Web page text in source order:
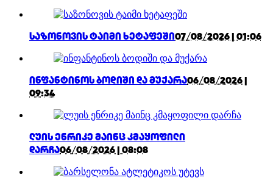
საზონოვის ტაიმი ხეტაფეში07/08/2026 | 01:06
ინფანტინოს ბოდიში და მუქარა06/08/2026 |
09:34
ლუის ენრიკე მაინც კმაყოფილი
დარჩა06/08/2026 | 08:08